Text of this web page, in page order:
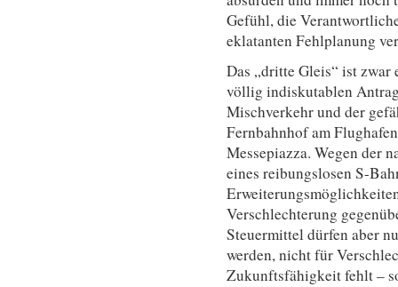
Gefühl, die
eklatanten Fehlplanung
Das „dritte Gleis“ ist zwar
völlig indiskutablen
Mischverkehr und der
Fernbahnhof am
Messepiazza. Wegen der
eines reibungslosen S-
Verschlechterung
Steuermittel dürfen aber
werden, nicht für
Zukunftsfähigkeit fehlt –